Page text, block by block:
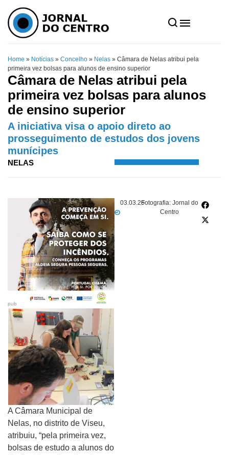
Home » Notícias » Concelho » Nelas » Câmara de Nelas atribui pela
primeira vez bolsas para alunos de ensino superior
Câmara de Nelas atribui pela
primeira vez bolsas para alunos
de ensino superior
A iniciativa visa o apoio direto ao
prosseguimento de estudos dos jovens
munícipes
NELAS
03.03.26Fotografia: Jornal do
Centro
pub
A Câmara Municipal de
Nelas, no distrito de Viseu,
atribuiu, “pela primeira vez,
bolsas de estudo a alunos do